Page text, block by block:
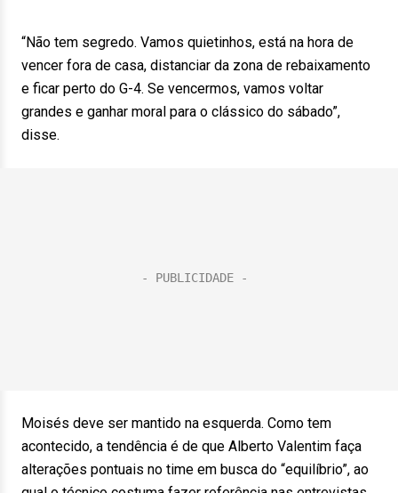
“Não tem segredo. Vamos quietinhos, está na hora de
vencer fora de casa, distanciar da zona de rebaixamento
e ficar perto do G-4. Se vencermos, vamos voltar
grandes e ganhar moral para o clássico do sábado”,
disse.
Moisés deve ser mantido na esquerda. Como tem
acontecido, a tendência é de que Alberto Valentim faça
alterações pontuais no time em busca do “equilíbrio”, ao